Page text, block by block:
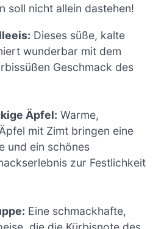
soll nicht allein dastehen!
Dieses süße, kalte
wunderbar mit dem
Geschmack des
Äpfel: Warme,
mit Zimt bringen eine
und ein schönes
zur Festlichkeit
Eine schmackhafte,